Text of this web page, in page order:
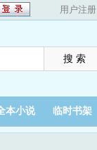
用户注册
本小说 临时书架